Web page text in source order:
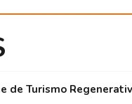
de Turismo